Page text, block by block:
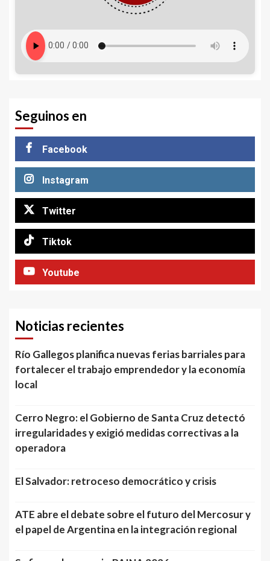
Seguinos en
Facebook
Instagram
Twitter
Tiktok
Youtube
Noticias recientes
Río Gallegos planifica nuevas ferias barriales para
fortalecer el trabajo emprendedor y la economía
local
Cerro Negro: el Gobierno de Santa Cruz detectó
irregularidades y exigió medidas correctivas a la
operadora
El Salvador: retroceso democrático y crisis
ATE abre el debate sobre el futuro del Mercosur y
el papel de Argentina en la integración regional